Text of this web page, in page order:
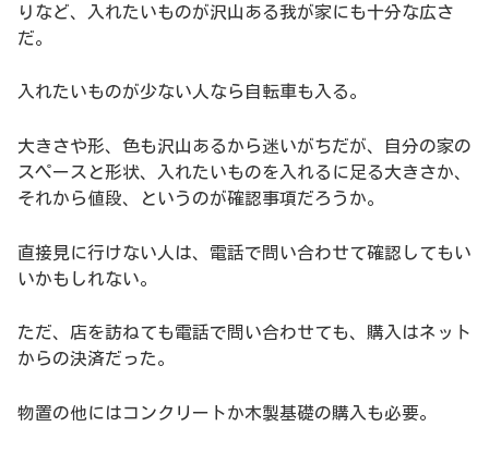
りなど、入れたいものが沢山ある我が家にも十分な広さ
だ。
入れたいものが少ない人なら自転車も入る。
大きさや形、色も沢山あるから迷いがちだが、自分の家の
スペースと形状、入れたいものを入れるに足る大きさか、
それから値段、というのが確認事項だろうか。
直接見に行けない人は、電話で問い合わせて確認してもい
いかもしれない。
ただ、店を訪ねても電話で問い合わせても、購入はネット
からの決済だった。
物置の他にはコンクリートか木製基礎の購入も必要。